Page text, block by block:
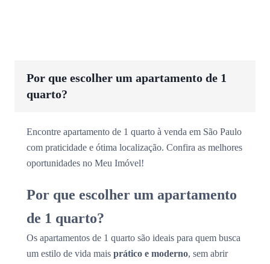
Por que escolher um apartamento de 1
quarto?
Encontre apartamento de 1 quarto à venda em São Paulo
com praticidade e ótima localização. Confira as melhores
oportunidades no Meu Imóvel!
Por que escolher um apartamento
de 1 quarto?
Os apartamentos de 1 quarto são ideais para quem busca
um estilo de vida mais prático e moderno, sem abrir